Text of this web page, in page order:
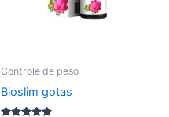
Controle de peso
Bioslim gotas